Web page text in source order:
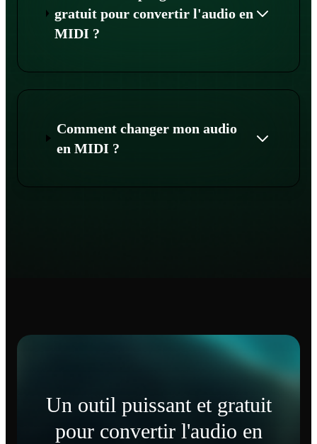
gratuit pour convertir l'audio en
MIDI ?
Comment changer mon audio
en MIDI ?
Un outil puissant et gratuit
pour convertir l'audio en